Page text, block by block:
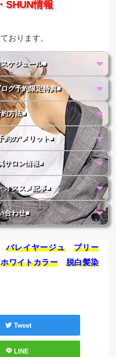
SHUN情報
おります。
ケジュール■
グ予約限定特典■
方法■
約の"メリット■
サロン情報■
オススメ記事■
合わせ■
バレイヤージュ
ブリー
ホワイトカラー
脱白髪染
Tweet
LINE